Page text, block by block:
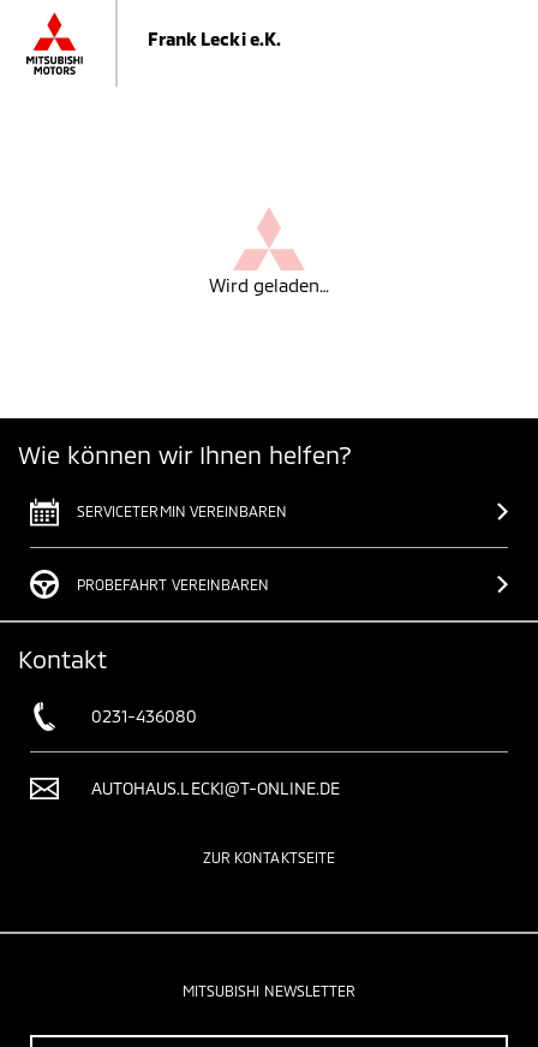
Frank Lecki e.K.
Wird geladen…
Wie können wir Ihnen helfen?
SERVICETERMIN VEREINBAREN
PROBEFAHRT VEREINBAREN
Kontakt
0231-436080
AUTOHAUS.LECKI@T-ONLINE.DE
ZUR KONTAKTSEITE
MITSUBISHI NEWSLETTER